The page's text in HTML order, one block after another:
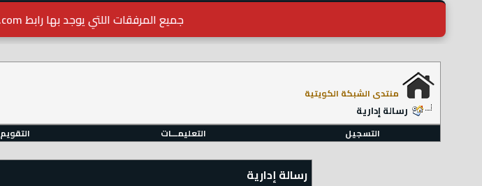
جميع المرفقات اللتي يوجد بها رابط kwety.com أرجو تحويله الى kwety.net
منتدى الشبكة الكويتية
رسالة إدارية
التسجيل
التعليمـــات التقويم
رسالة إدارية